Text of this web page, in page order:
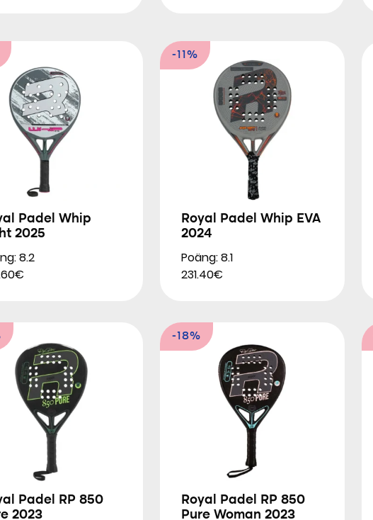
Padel Whip
2025
8.2
-11%
Royal Padel Whip EVA
2024
Poäng: 8.1
231.40€
Padel RP 850
2023
-18%
Royal Padel RP 850
Pure Woman 2023